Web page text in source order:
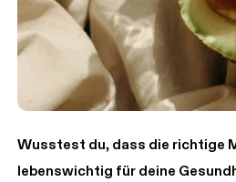
Wusstest du, dass die richtige
lebenswichtig für deine